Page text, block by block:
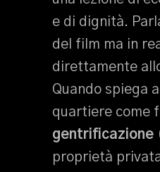
e di dignità.
del film ma in
direttamente
Quando spiega
quartiere come
gentrificazione
proprietà